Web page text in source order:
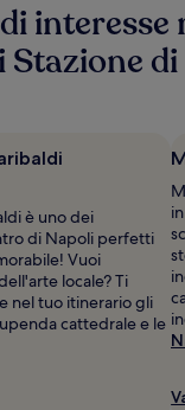
interesse
Stazione
è uno dei
di Napoli perfetti
Vuoi
locale? Ti
nel tuo itinerario gli
cattedrale e le